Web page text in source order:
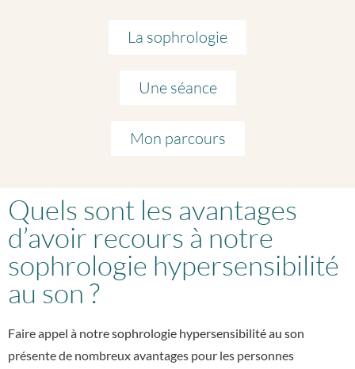
La sophrologie
Une séance
Mon parcours
Quels sont les avantages
d’avoir recours à notre
sophrologie hypersensibilité
au son ?
Faire appel à notresophrologie hypersensibilité au son
présente de nombreux avantages pour les personnes